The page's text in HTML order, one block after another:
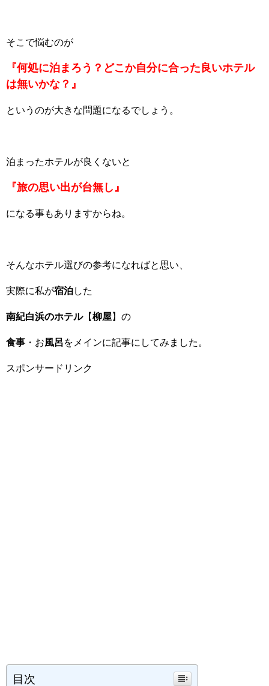
そこで悩むのが
『何処に泊まろう？どこか自分に合った良いホテル
は無いかな？』
というのが大きな問題になるでしょう。
泊まったホテルが良くないと
『旅の思い出が台無し』
になる事もありますからね。
そんなホテル選びの参考になればと思い、
実際に私が宿泊した
南紀白浜のホテル【柳屋】の
食事 ・お風呂をメインに記事にしてみました。
スポンサードリンク
目次